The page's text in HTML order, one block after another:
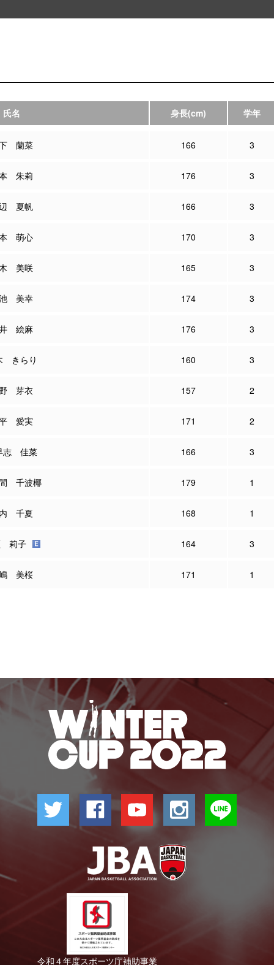
氏名 身長(cm) 学年
蘭菜 166 3
朱莉 176 3
夏帆 166 3
萌心 170 3
美咲 165 3
美幸 174 3
絵麻 176 3
きらり 160 3
芽衣 157 2
愛実 171 2
志 佳菜 166 3
千波椰 179 1
千夏 168 1
莉子 164 3
美桜 171
1
令和４年度スポーツ庁補助事業